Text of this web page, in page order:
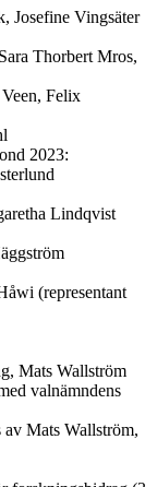
Vingsäter
Thorbert Mros,
Felix
2023:
Lindqvist
(representant
Mats Wallström
valnämndens
Mats Wallström,